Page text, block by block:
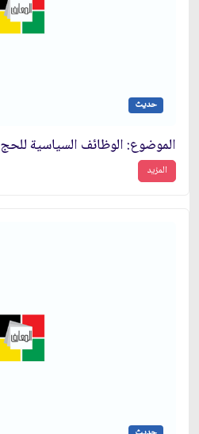
حديث
الموضوع: الوظائف السياسية للحج‏
المزيد